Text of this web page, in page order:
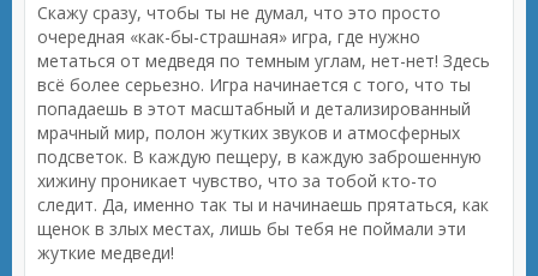
Скажу сразу, чтобы ты не думал, что это просто
очередная «как-бы-страшная» игра, где нужно
метаться от медведя по темным углам, нет-нет! Здесь
всё более серьезно. Игра начинается с того, что ты
попадаешь в этот масштабный и детализированный
мрачный мир, полон жутких звуков и атмосферных
подсветок. В каждую пещеру, в каждую заброшенную
хижину проникает чувство, что за тобой кто-то
следит. Да, именно так ты и начинаешь прятаться, как
щенок в злых местах, лишь бы тебя не поймали эти
жуткие медведи!